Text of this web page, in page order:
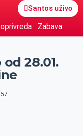
Santos uživo
Zabava
28.01.